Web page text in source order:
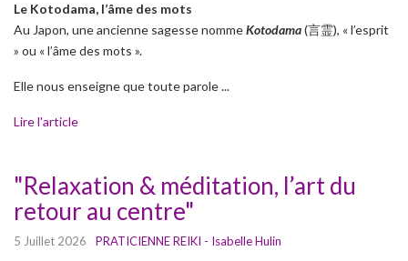
Le Kotodama, l’âme des mots
Au Japon, une ancienne sagesse nommeKotodama(言霊), « l’esprit
» ou « l’âme des mots ».
Elle nous enseigne que toute parole ...
Lire l'article
"Relaxation & méditation, l’art du
retour au centre"
5 Juillet 2026 PRATICIENNE REIKI - Isabelle Hulin